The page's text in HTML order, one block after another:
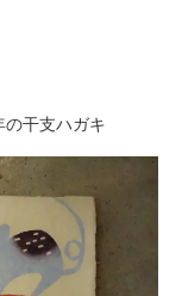
の干支ハガキ